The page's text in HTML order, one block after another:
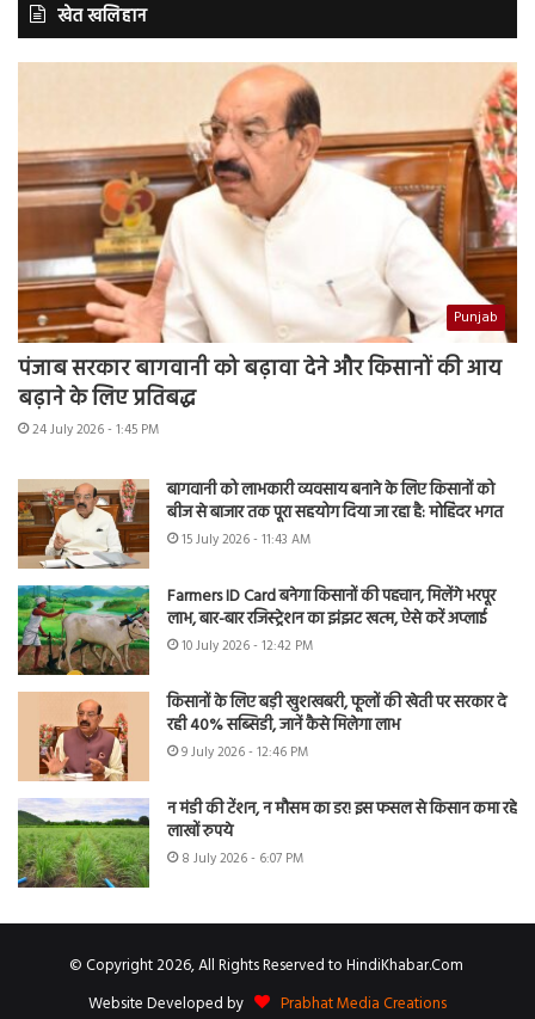
खेत खलिहान
Punjab
पंजाब सरकार बागवानी को बढ़ावा देने और किसानों की आय
बढ़ाने के लिए प्रतिबद्ध
24 July 2026 - 1:45 PM
बागवानी को लाभकारी व्यवसाय बनाने के लिए किसानों को
बीज से बाजार तक पूरा सहयोग दिया जा रहा है: मोहिंदर भगत
15 July 2026 - 11:43 AM
Farmers ID Card बनेगा किसानों की पहचान, मिलेंगे भरपूर
लाभ, बार-बार रजिस्ट्रेशन का झंझट खत्म, ऐसे करें अप्लाई
10 July 2026 - 12:42 PM
किसानों के लिए बड़ी खुशखबरी, फूलों की खेती पर सरकार दे
रही 40% सब्सिडी, जानें कैसे मिलेगा लाभ
9 July 2026 - 12:46 PM
न मंडी की टेंशन, न मौसम का डर! इस फसल से किसान कमा रहे
लाखों रुपये
8 July 2026 - 6:07 PM
© Copyright 2026, All Rights Reserved to HindiKhabar.Com
Website Developed by
Prabhat Media Creations